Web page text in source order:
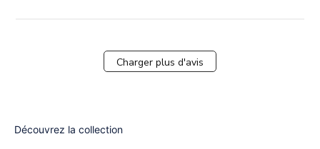
Charger plus d'avis
Découvrez la collection